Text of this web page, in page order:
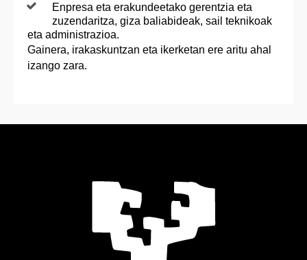
Enpresa eta erakundeetako gerentzia eta
zuzendaritza, giza baliabideak, sail teknikoak
eta administrazioa.
Gainera, irakaskuntzan eta ikerketan ere aritu ahal
izango zara.